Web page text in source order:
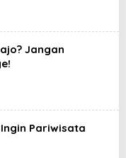
Jangan
Pariwisata